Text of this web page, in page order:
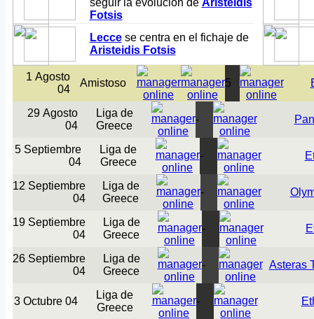
seguir la evolución de Aristeidis
Fotsis
Leccese centra en el fichaje de
Aristeidis Fotsis
1 Agosto
04
Amistoso 5
29 Agosto
04
Liga de
Greece
-
5 Septiembre
04
Liga de
Greece
-
12 Septiembre
04
Liga de
Greece
-
19 Septiembre
04
Liga de
Greece
-
26 Septiembre
04
Liga de
Greece
- Asteras
3 Octubre 04
Liga de
Greece
-